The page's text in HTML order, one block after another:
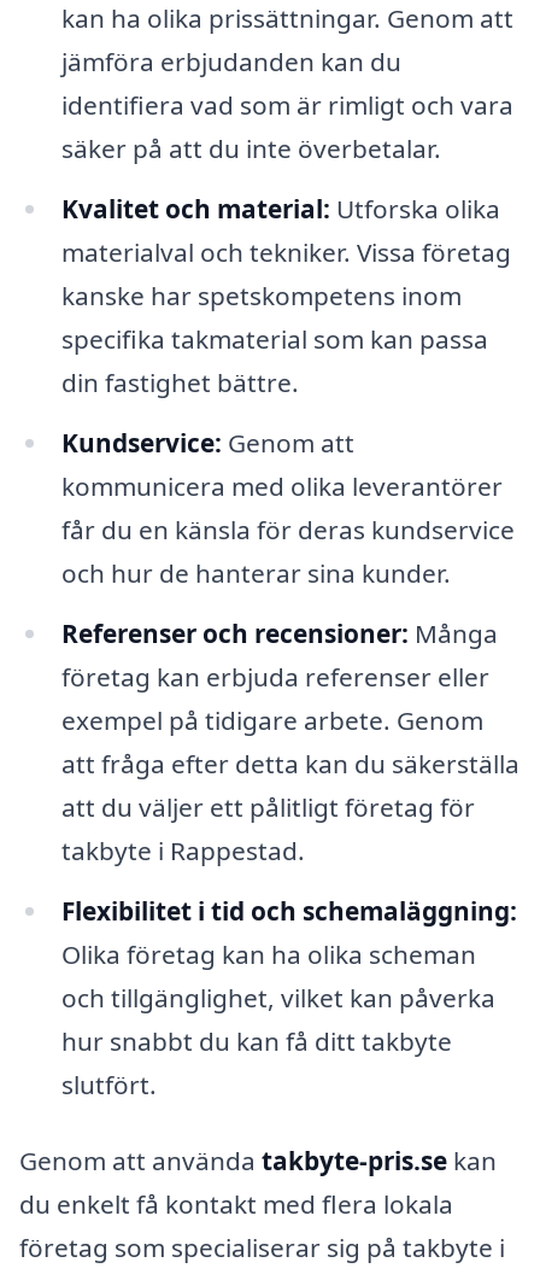
kan ha olika prissättningar. Genom att
jämföra erbjudanden kan du
identifiera vad som är rimligt och vara
säker på att du inte överbetalar.
Kvalitet och material: Utforska olika
materialval och tekniker. Vissa företag
kanske har spetskompetens inom
specifika takmaterial som kan passa
din fastighet bättre.
Kundservice: Genom att
kommunicera med olika leverantörer
får du en känsla för deras kundservice
och hur de hanterar sina kunder.
Referenser och recensioner: Många
företag kan erbjuda referenser eller
exempel på tidigare arbete. Genom
att fråga efter detta kan du säkerställa
att du väljer ett pålitligt företag för
takbyte i Rappestad.
Flexibilitet i tid och schemaläggning:
Olika företag kan ha olika scheman
och tillgänglighet, vilket kan påverka
hur snabbt du kan få ditt takbyte
slutfört.
Genom att använda takbyte-pris.se kan
du enkelt få kontakt med flera lokala
företag som specialiserar sig på takbyte i